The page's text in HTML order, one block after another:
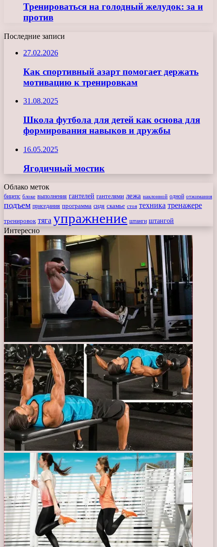
Тренироваться на голодный желудок: за и
против
Последние записи
27.02.2026
Как спортивный азарт помогает держать
мотивацию к тренировкам
31.08.2025
Школа футбола для детей как основа для
формирования навыков и дружбы
16.05.2025
Ягодичный мостик
Облако меток
бицепс блоке выполнения гантелей гантелями лежа наклонной одной отжимания
подъем приседания программа сидя скамье стоя техника тренажере
тренировок тяга упражнение штанги штангой
Интересно